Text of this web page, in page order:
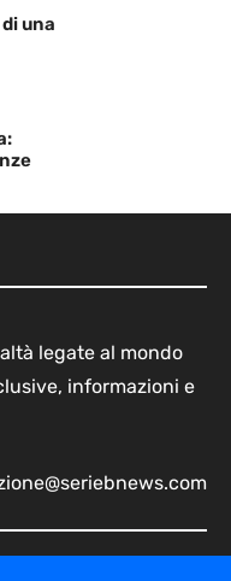
una
legate al mondo
informazioni e